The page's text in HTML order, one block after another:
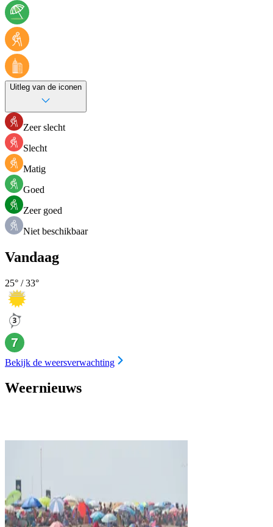
Uitleg van de iconen
Zeer slecht
Slecht
Matig
Goed
Zeer goed
Niet beschikbaar
Vandaag
25° /33°
Bekijk de weersverwachting
Weernieuws